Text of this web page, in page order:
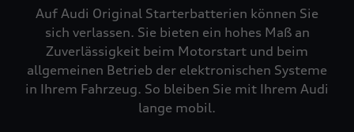
Auf Audi Original Starterbatterien können Sie
sich verlassen. Sie bieten ein hohes Maß an
Zuverlässigkeit beim Motorstart und beim
allgemeinen Betrieb der elektronischen Systeme
in Ihrem Fahrzeug. So bleiben Sie mit Ihrem Audi
lange mobil.